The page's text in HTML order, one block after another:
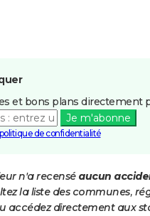
et bons plans directement
Je m'abonne
de confidentialité
n'a recensé aucun
la liste des communes,
accédez directement aux